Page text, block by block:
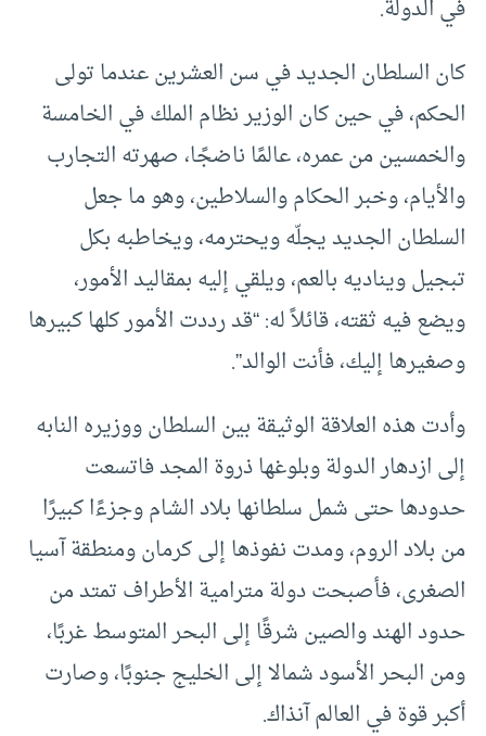
في الدولة.
كان السلطان الجديد في سن العشرين عندما تولى
الحكم، في حين كان الوزير نظام الملك في الخامسة
والخمسين من عمره، عالمًا ناضجًا، صهرته التجارب
والأيام، وخبر الحكام والسلاطين، وهو ما جعل
السلطان الجديد يجلّه ويحترمه، ويخاطبه بكل
تبجيل ويناديه بالعم، ويلقي إليه بمقاليد الأمور،
ويضع فيه ثقته، قائلاً له: “قد رددت الأمور كلها كبيرها
وصغيرها إليك، فأنت الوالد”.
وأدت هذه العلاقة الوثيقة بين السلطان ووزيره النابه
إلى ازدهار الدولة وبلوغها ذروة المجد فاتسعت
حدودها حتى شمل سلطانها بلاد الشام وجزءًا كبيرًا
من بلاد الروم، ومدت نفوذها إلى كرمان ومنطقة آسيا
الصغرى، فأصبحت دولة مترامية الأطراف تمتد من
حدود الهند والصين شرقًا إلى البحر المتوسط غربًا،
ومن البحر الأسود شمالا إلى الخليج جنوبًا، وصارت
أكبر قوة في العالم آنذاك.